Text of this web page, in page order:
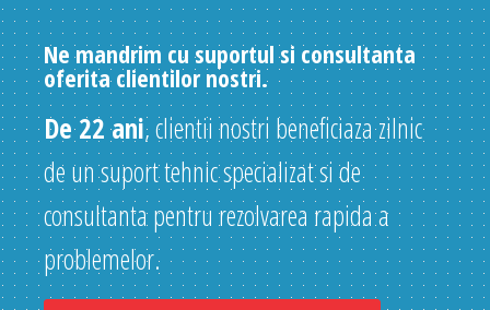
Ne mandrim cu suportul si consultanta
oferita clientilor nostri.
De 22 ani, clientii nostri beneficiaza zilnic
de un suport tehnic specializat si de
consultanta pentru rezolvarea rapida a
problemelor.